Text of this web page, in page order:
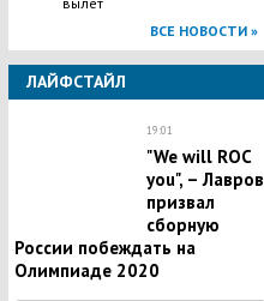
ВСЕ НОВОСТИ »
ЛАЙФСТАЙЛ
19:01
"We will ROC
you", – Лавров
призвал
сборную
России побеждать на
Олимпиаде 2020